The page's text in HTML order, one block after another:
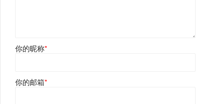
你的昵称*
你的邮箱*